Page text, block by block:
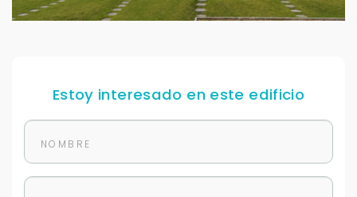
Estoy interesado en este edificio